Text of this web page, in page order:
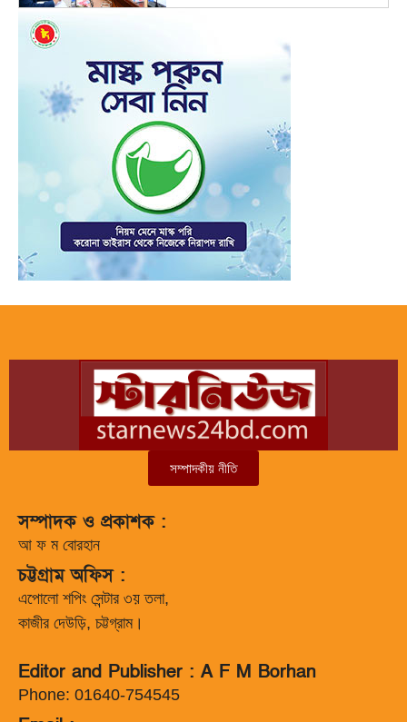
সম্পাদকীয় নীতি
সম্পাদক ও প্রকাশক :
আ ফ ম বোরহান
চট্টগ্রাম অফিস :
এপোলো শপিং সেন্টার ৩য় তলা,
কাজীর দেউড়ি, চট্টগ্রাম।
Editor and Publisher : A F M Borhan
Phone: 01640-754545